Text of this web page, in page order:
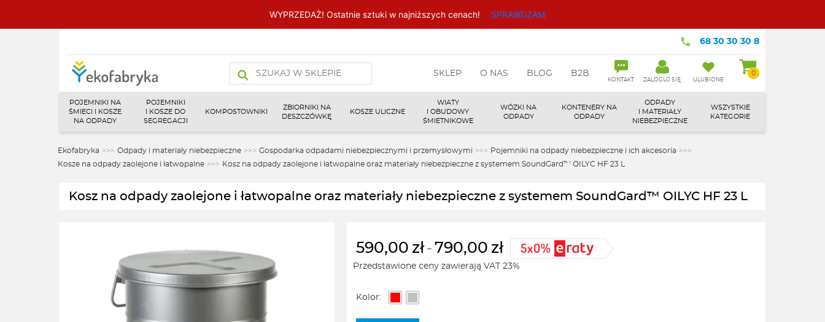
WYPRZEDAŻ! Ostatnie sztuki w najniższych cenach! SPRAWDZAM
68 30 30 30 8
produktów
SKLEP O NAS BLOG B2B
KONTAKT ZALOGUJ SIĘ ULUBIONE
0
POJEMNIKI NA
ŚMIECI I KOSZE
NA ODPADY
POJEMNIKI
I KOSZE DO
SEGREGACJI
KOMPOSTOWNIKI
ZBIORNIKI NA
DESZCZÓWKĘ
KOSZE ULICZNE
WIATY
I OBUDOWY
ŚMIETNIKOWE
WÓZKI NA
ODPADY
KONTENERY NA
ODPADY
ODPADY
I MATERIAŁY
NIEBEZPIECZNE
WSZYSTKIE
KATEGORIE
Ekofabryka >>> Odpady i materiały niebezpieczne >>> Gospodarka odpadami niebezpiecznymi i przemysłowymi >>> Pojemniki na odpady niebezpieczne i ich akcesoria >>>
Kosze na odpady zaolejone i łatwopalne >>> Kosz na odpady zaolejone i łatwopalne oraz materiały niebezpieczne z systemem SoundGard™ OILYC HF 23 L
Kosz na odpady zaolejone i łatwopalne oraz materiały niebezpieczne z systemem SoundGard™ OILYC HF 23 L
590,00 zł – 790,00 zł
Zakres
590,00zł
Przedstawione ceny zawierają VAT 23%
Kolor: